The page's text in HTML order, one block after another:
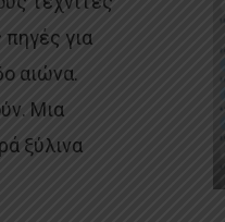
για
αιώνα.
Μια
ξύλινα